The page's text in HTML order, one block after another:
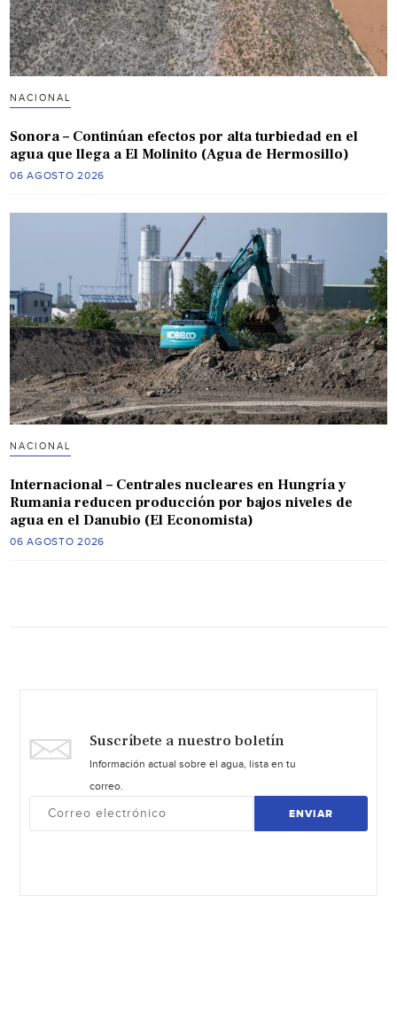
NACIONAL
Sonora – Continúan efectos por alta turbiedad en el
agua que llega a El Molinito (Agua de Hermosillo)
06 AGOSTO 2026
NACIONAL
Internacional – Centrales nucleares en Hungría y
Rumania reducen producción por bajos niveles de
agua en el Danubio (El Economista)
06 AGOSTO 2026
Suscríbete a nuestro boletín
Información actual sobre el agua, lista en tu
correo.
ENVIAR